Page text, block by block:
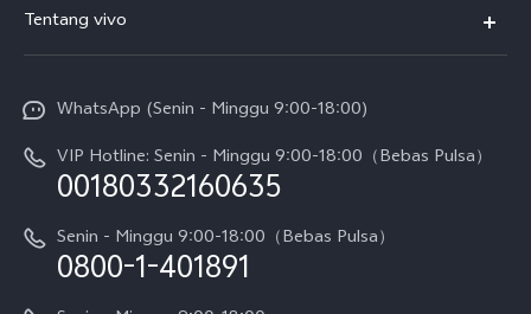
T5 Pro
V70
V70 FE
Y05
X300 Pro
Service Center
Funtouch OS
Pembaruan Sistem
Harga Spare Part
Otentikasi IMEI
Tentang vivo
Sejarah
Berita
Pemberitahuan Hukum
WhatsApp (Senin - Minggu 9:00-18:00)
VIP Hotline: Senin - Minggu 9:00-18:00（Bebas Pulsa）
00180332160635
Senin - Minggu 9:00-18:00（Bebas Pulsa）
0800-1-401891